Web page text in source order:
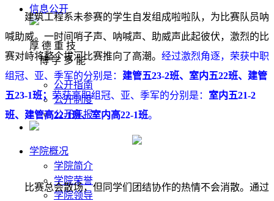
信息公开
厚 德 重 技
博 学 多 能
公开指南
公开制度
公开年报
学院概况
学院简介
学院荣誉
学院领导
建筑工程系未参赛的学生自发组成啦啦队，为比赛队员呐
喊助威。一时间哨子声、呐喊声、助威声此起彼伏，激烈的比
赛对峙将整个拔河比赛推向了高潮。 经过激烈角逐，荣获中职
组冠、亚、季军的分别是： 建管五23-2班、室内五22班、建管
五23-1班； 荣获高职组冠、亚、季军的分别是： 室内五21-2
班、建管高22-1班、室内高22-1班。
比赛总会散场，但同学们团结协作的热情不会消散。通过